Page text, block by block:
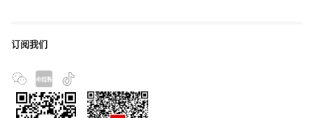
订阅我们